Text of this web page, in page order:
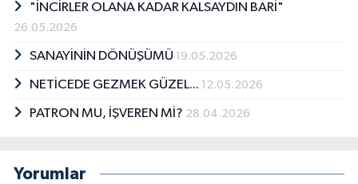
"İNCİRLER OLANA KADAR KALSAYDIN BARİ"
26.05.2026
SANAYİNİN DÖNÜŞÜMÜ 19.05.2026
NETİCEDE GEZMEK GÜZEL... 12.05.2026
PATRON MU, İŞVEREN Mİ? 28.04.2026
Yorumlar